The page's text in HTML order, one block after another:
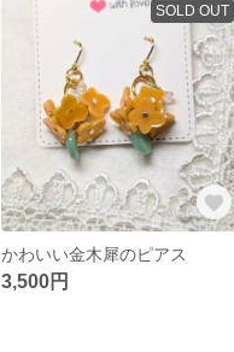
SOLD OUT
かわいい金木犀のピアス
3,500円